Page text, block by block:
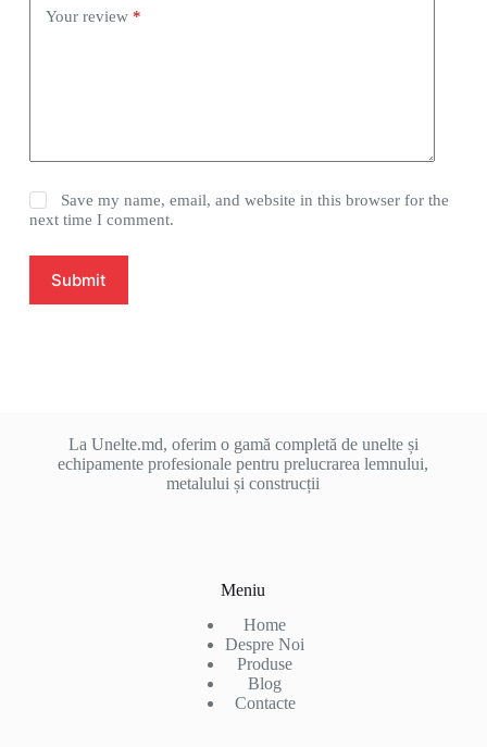
Your review *
Save my name, email, and website in this browser for the
next time I comment.
Submit
La Unelte.md, oferim o gamă completă de unelte și
echipamente profesionale pentru prelucrarea lemnului,
metalului și construcții
Meniu
Home
Despre Noi
Produse
Blog
Contacte